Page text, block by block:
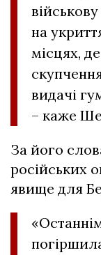
на
місцях,
видачі
– каже
За його
російських
явище для